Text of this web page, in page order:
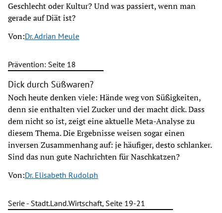
Geschlecht oder Kultur? Und was passiert, wenn man
gerade auf Diät ist?
Von:Dr. Adrian Meule
Prävention: Seite 18
Dick durch Süßwaren?
Noch heute denken viele: Hände weg von Süßigkeiten,
denn sie enthalten viel Zucker und der macht dick. Dass
dem nicht so ist, zeigt eine aktuelle Meta-Analyse zu
diesem Thema. Die Ergebnisse weisen sogar einen
inversen Zusammenhang auf: je häufiger, desto schlanker.
Sind das nun gute Nachrichten für Naschkatzen?
Von:Dr. Elisabeth Rudolph
Serie - Stadt.Land.Wirtschaft, Seite 19-21